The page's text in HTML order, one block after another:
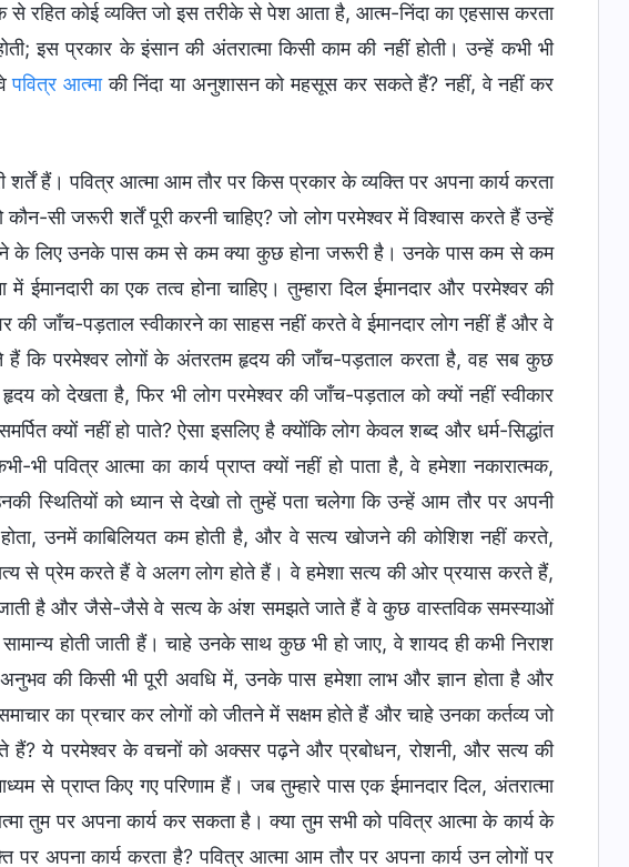
से रहित कोई व्यक्ति जो इस तरीके से पेश आता है, आत्म-निंदा का एहसास करता
इस प्रकार के इंसान की अंतरात्मा किसी काम की नहीं होती। उन्हें कभी भी
पवित्र आत्माकी निंदा या अनुशासन को महसूस कर सकते हैं? नहीं, वे नहीं कर
हैं। पवित्र आत्मा आम तौर पर किस प्रकार के व्यक्ति पर अपना कार्य करता
सी जरूरी शर्तें पूरी करनी चाहिए? जो लोग परमेश्वर में विश्वास करते हैं उन्हें
करने के लिए उनके पास कम से कम क्या कुछ होना जरूरी है। उनके पास कम से कम
ईमानदारी का एक तत्व होना चाहिए। तुम्हारा दिल ईमानदार और परमेश्वर की
की जाँच-पड़ताल स्वीकारने का साहस नहीं करते वे ईमानदार लोग नहीं हैं और वे
हैं कि परमेश्वर लोगों के अंतरतम हृदय की जाँच-पड़ताल करता है, वह सब कुछ
को देखता है, फिर भी लोग परमेश्वर की जाँच-पड़ताल को क्यों नहीं स्वीकार
क्यों नहीं हो पाते? ऐसा इसलिए है क्योंकि लोग केवल शब्द और धर्म-सिद्धांत
पवित्र आत्मा का कार्य प्राप्त क्यों नहीं हो पाता है, वे हमेशा नकारात्मक,
स्थितियों को ध्यान से देखो तो तुम्हें पता चलेगा कि उन्हें आम तौर पर अपनी
होता, उनमें काबिलियत कम होती है, और वे सत्य खोजने की कोशिश नहीं करते,
सत्य से प्रेम करते हैं वे अलग लोग होते हैं। वे हमेशा सत्य की ओर प्रयास करते हैं,
है और जैसे-जैसे वे सत्य के अंश समझते जाते हैं वे कुछ वास्तविक समस्याओं
होती जाती हैं। चाहे उनके साथ कुछ भी हो जाए, वे शायद ही कभी निराश
की किसी भी पूरी अवधि में, उनके पास हमेशा लाभ और ज्ञान होता है और
का प्रचार कर लोगों को जीतने में सक्षम होते हैं और चाहे उनका कर्तव्य जो
ये परमेश्वर के वचनों को अक्सर पढ़ने और प्रबोधन, रोशनी, और सत्य की
से प्राप्त किए गए परिणाम हैं। जब तुम्हारे पास एक ईमानदार दिल, अंतरात्मा
तुम पर अपना कार्य कर सकता है। क्या तुम सभी को पवित्र आत्मा के कार्य के
पर अपना कार्य करता है? पवित्र आत्मा आम तौर पर अपना कार्य उन लोगों पर